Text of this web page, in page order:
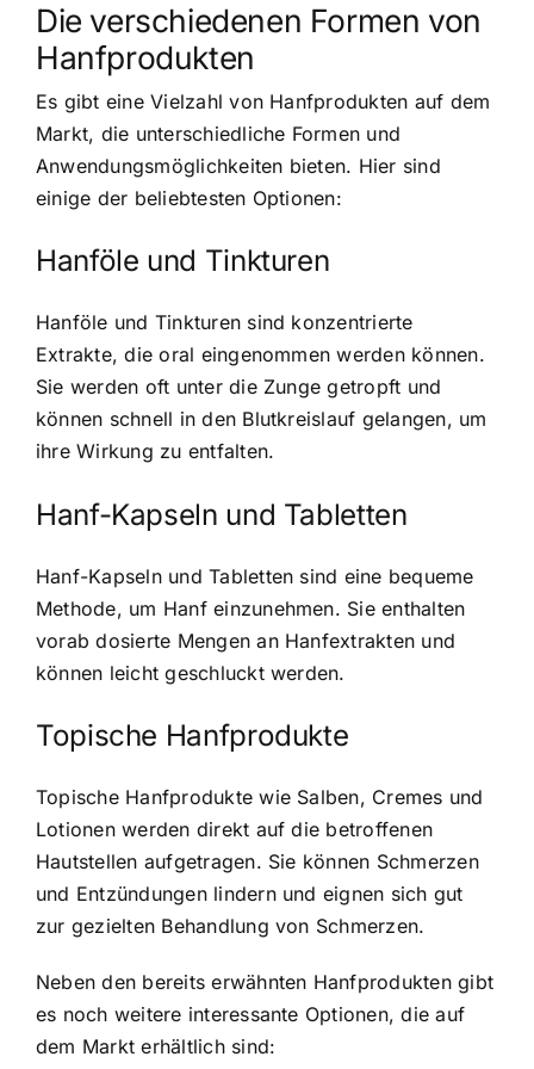
Die verschiedenen Formen von
Hanfprodukten
Es gibt eine Vielzahl von Hanfprodukten auf dem
Markt, die unterschiedliche Formen und
Anwendungsmöglichkeiten bieten. Hier sind
einige der beliebtesten Optionen:
Hanföle und Tinkturen
Hanföle und Tinkturen sind konzentrierte
Extrakte, die oral eingenommen werden können.
Sie werden oft unter die Zunge getropft und
können schnell in den Blutkreislauf gelangen, um
ihre Wirkung zu entfalten.
Hanf-Kapseln und Tabletten
Hanf-Kapseln und Tabletten sind eine bequeme
Methode, um Hanf einzunehmen. Sie enthalten
vorab dosierte Mengen an Hanfextrakten und
können leicht geschluckt werden.
Topische Hanfprodukte
Topische Hanfprodukte wie Salben, Cremes und
Lotionen werden direkt auf die betroffenen
Hautstellen aufgetragen. Sie können Schmerzen
und Entzündungen lindern und eignen sich gut
zur gezielten Behandlung von Schmerzen.
Neben den bereits erwähnten Hanfprodukten gibt
es noch weitere interessante Optionen, die auf
dem Markt erhältlich sind: